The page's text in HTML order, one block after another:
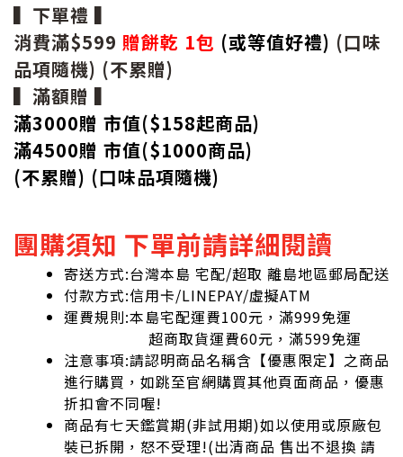
▍下單禮 ▍
消費滿$599 贈餅乾 1包 (或等值好禮) (口味
品項隨機) (不累贈)
▍滿額贈 ▍
滿3000贈 市值($158起商品)
滿4500贈 市值($1000商品)
(不累贈) (口味品項隨機)
團購須知 下單前請詳細閱讀
寄送方式:台灣本島 宅配/超取 離島地區郵局配送
付款方式:信用卡/LINEPAY/虛擬ATM
運費規則:本島宅配運費100元，滿999免運
超商取貨運費60元，滿599免運
注意事項:請認明商品名稱含【優惠限定】之商品
進行購買，如跳至官網購買其他頁面商品，優惠
折扣會不同喔!
商品有七天鑑賞期(非試用期)如以使用或原廠包
裝已拆開，怒不受理!(出清商品 售出不退換 請